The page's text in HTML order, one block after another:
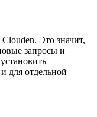
Это значит,
запросы и
для отдельной